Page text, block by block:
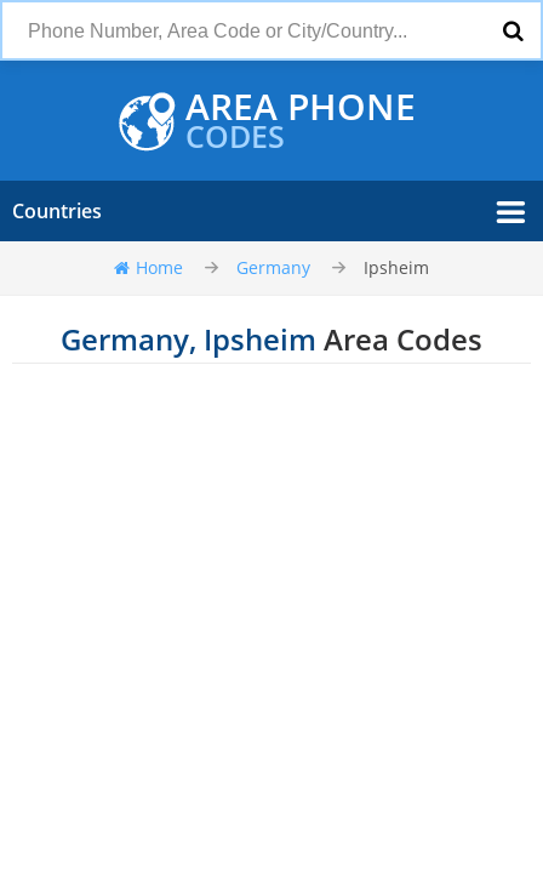
AREA PHONE
CODES
Countries
Home Germany Ipsheim
Germany, Ipsheim Area Codes